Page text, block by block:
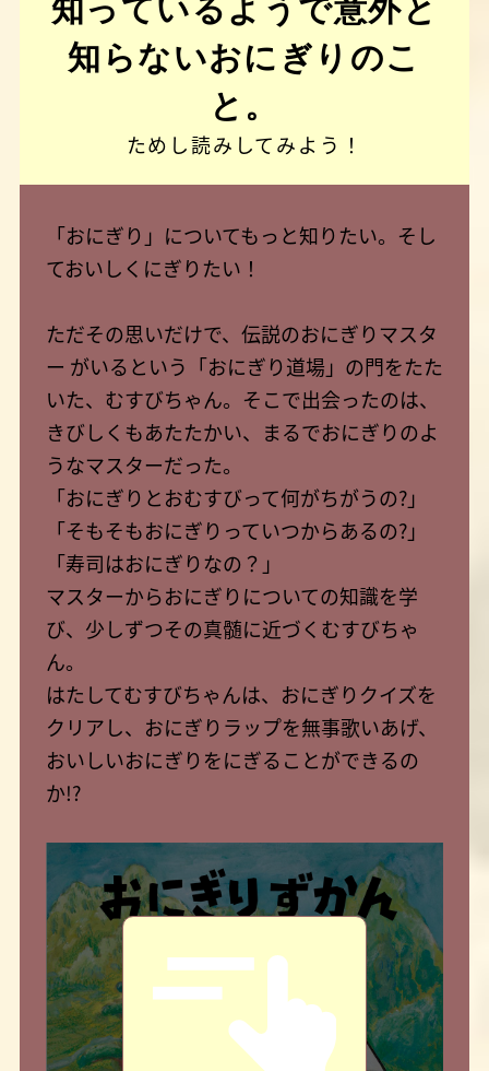
知っているようで意外と
知らないおにぎりのこ
と。
ためし読みしてみよう！
「おにぎり」についてもっと知りたい。そし
ておいしくにぎりたい！
ただその思いだけで、伝説のおにぎりマスタ
ー がいるという「おにぎり道場」の門をたた
いた、むすびちゃん。そこで出会ったのは、
きびしくもあたたかい、まるでおにぎりのよ
うなマスターだった。
「おにぎりとおむすびって何がちがうの?」
「そもそもおにぎりっていつからあるの?」
「寿司はおにぎりなの？」
マスターからおにぎりについての知識を学
び、少しずつその真髄に近づくむすびちゃ
ん。
はたしてむすびちゃんは、おにぎりクイズを
クリアし、おにぎりラップを無事歌いあげ、
おいしいおにぎりをにぎることができるの
か!?